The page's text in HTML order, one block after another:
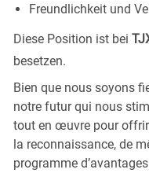
Freundlichkeit und
Diese Position ist bei
besetzen.
Bien que nous soyons
notre futur qui nous
tout en œuvre pour
la reconnaissance, de
programme